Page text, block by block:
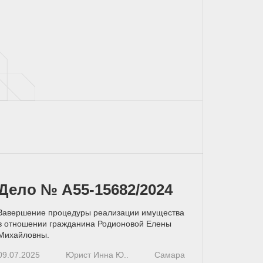
№ А55-15682/2024
процедуры реализации имущества
отношении гражданина Родионовой Елены
Юрист Инна Ю.. Самара